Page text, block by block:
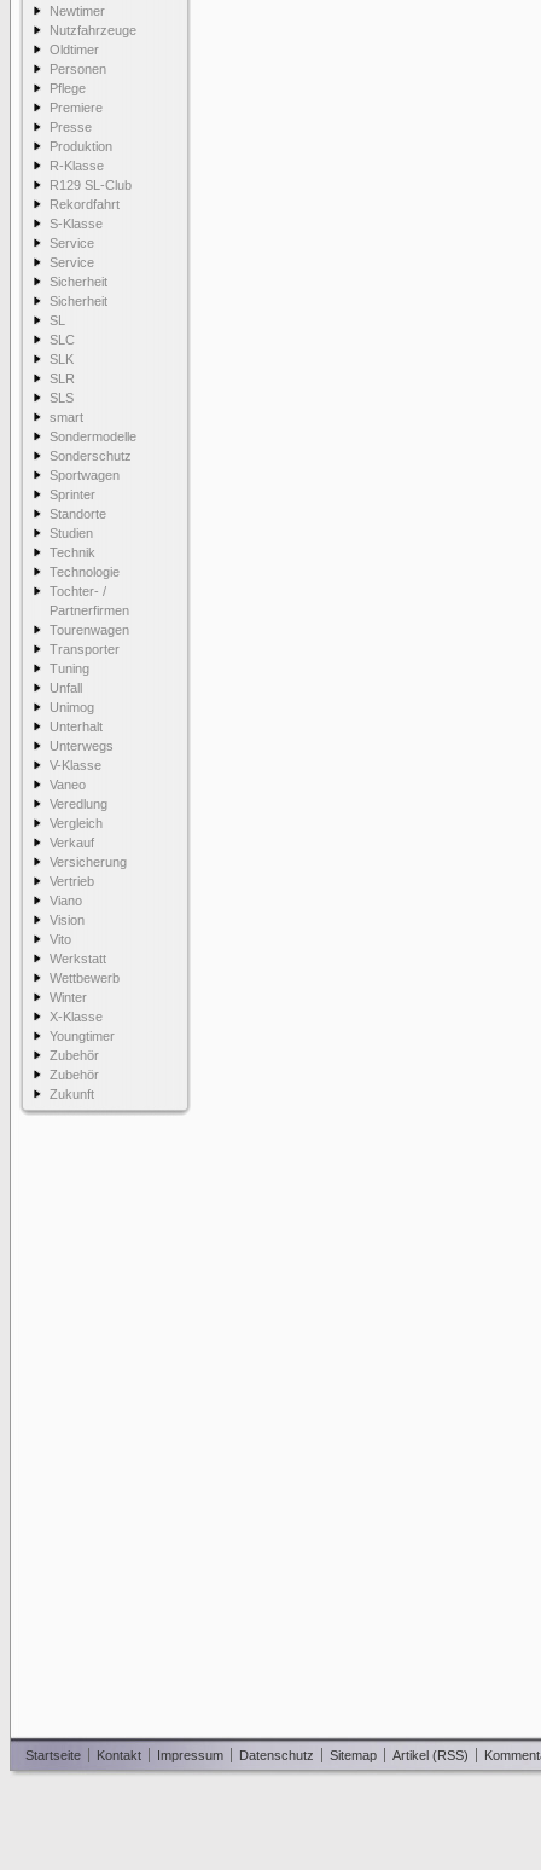
Newtimer
Nutzfahrzeuge
Oldtimer
Personen
Pflege
Premiere
Presse
Produktion
R-Klasse
R129 SL-Club
Rekordfahrt
S-Klasse
Service
Service
Sicherheit
Sicherheit
SL
SLC
SLK
SLR
SLS
smart
Sondermodelle
Sonderschutz
Sportwagen
Sprinter
Standorte
Studien
Technik
Technologie
Tochter- /
Partnerfirmen
Tourenwagen
Transporter
Tuning
Unfall
Unimog
Unterhalt
Unterwegs
V-Klasse
Vaneo
Veredlung
Vergleich
Verkauf
Versicherung
Vertrieb
Viano
Vision
Vito
Werkstatt
Wettbewerb
Winter
X-Klasse
Youngtimer
Zubehör
Zubehör
Zukunft
Startseite Kontakt Impressum Datenschutz Sitemap Artikel (RSS)